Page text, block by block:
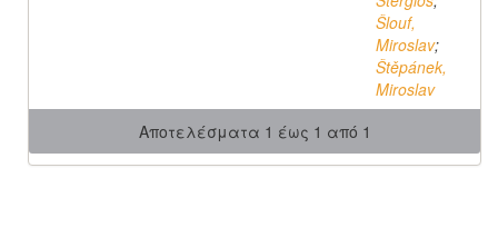
Šlouf,
Miroslav;
Štěpánek,
Miroslav
Αποτελέσματα 1 έως 1 από 1